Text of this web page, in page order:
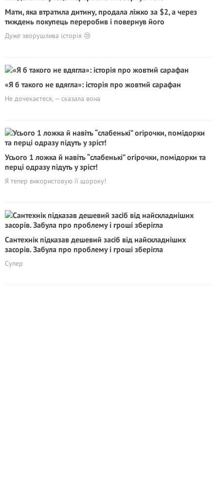
Мати, яка втратила дитину, продала ліжко за $2, а через
тиждень покупець переробив і повернув його
Дуже зворушлива історія 😢
«Я б такого не вдягла»: історія про жовтий сарафан
Не дочекаєтеся, — сказала вона
Усього 1 ложка й навіть “слабенькі” огірочки, помідорки та
перці одразу підуть у зріст!
Я тепер використовую її щороку!
Сантехнік підказав дешевий засіб від найскладніших
засорів. Забула про проблему і гроші зберігла
Супер